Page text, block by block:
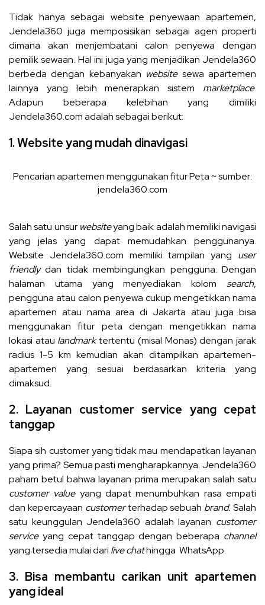
Tidak hanya sebagai website penyewaan apartemen,
Jendela360 juga memposisikan sebagai agen properti
dimana akan menjembatani calon penyewa dengan
pemilik sewaan. Hal ini juga yang menjadikan Jendela360
berbeda dengan kebanyakan websitesewa apartemen
lainnya yang lebih menerapkan sistem marketplace.
Adapun beberapa kelebihan yang dimiliki
Jendela360.comadalah sebagai berikut:
1. Website yang mudah dinavigasi
Pencarian apartemen menggunakan fitur Peta ~ sumber:
jendela360.com
Salah satu unsur websiteyang baik adalah memiliki navigasi
yang jelas yang dapat memudahkan penggunanya.
Website Jendela360.com memiliki tampilan yang user
friendlydan tidak membingungkan pengguna. Dengan
halaman utama yang menyediakan kolom search,
pengguna atau calon penyewa cukup mengetikkan nama
apartemen atau nama area di Jakarta atau juga bisa
menggunakan fitur peta dengan mengetikkan nama
lokasi atau landmarktertentu (misal Monas) dengan jarak
radius 1-5 km kemudian akan ditampilkan apartemen-
apartemen yang sesuai berdasarkan kriteria yang
dimaksud.
2. Layanan customer service yang cepat
tanggap
Siapa sih customer yang tidak mau mendapatkan layanan
yang prima? Semua pasti mengharapkannya. Jendela360
paham betul bahwa layanan prima merupakan salah satu
customer value yang dapat menumbuhkan rasa empati
dan kepercayaan customerterhadap sebuah brand.Salah
satu keunggulan Jendela360 adalah layanan customer
serviceyang cepat tanggap dengan beberapa channel
yang tersedia mulai dari live chathingga WhatsApp.
3. Bisa membantu carikan unit apartemen
yang ideal